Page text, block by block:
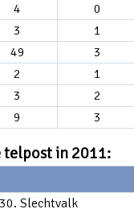
4 0
3 1
49 3
2 1
3 2
9 3
telpost in 2011:
30. Slechtvalk